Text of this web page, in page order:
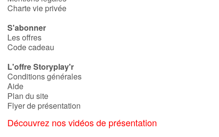
Documentaires
En famille
Quotidien et loisirs
À l'école
Fêtes et évènements
Charte vie privée
S'abonner
Les offres
Code cadeau
L'offre Storyplay'r
Conditions générales
Aide
Plan du site
Flyer de présentation
Découvrez nos vidéos de présentation